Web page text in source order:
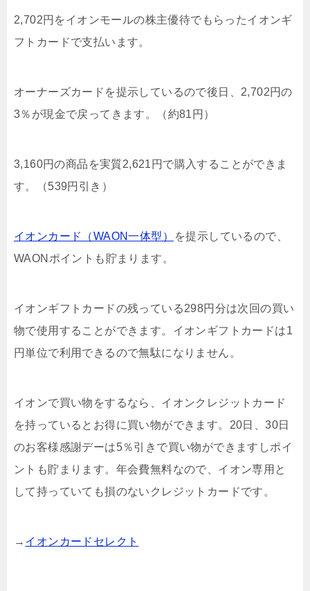
2,702円をイオンモールの株主優待でもらったイオンギ
フトカードで支払います。
オーナーズカードを提示しているので後日、 2,702円の
3％が現金で戻ってきます。（約81円）
3,160円の商品を実質2,621円で購入することができま
す。（539円引き）
イオンカード（WAON一体型）
を提示しているので、
WAONポイントも貯まります。
イオンギフトカードの残っている298円分は次回の買い
物で使用することができます。イオンギフトカードは1
円単位で利用できるので無駄になりません。
イオンで買い物をするなら、イオンクレジットカード
を持っているとお得に買い物ができます。20日、30日
のお客様感謝デーは5％引きで買い物ができますしポイ
ントも貯まります。年会費無料なので、イオン専用と
して持っていても損のないクレジットカードです。
→ イオンカードセレクト